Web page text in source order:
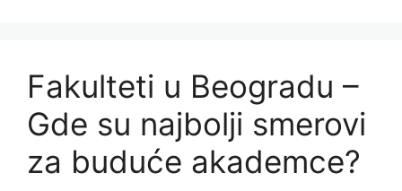
Fakulteti u Beogradu –
Gde su najbolji smerovi
za buduće akademce?